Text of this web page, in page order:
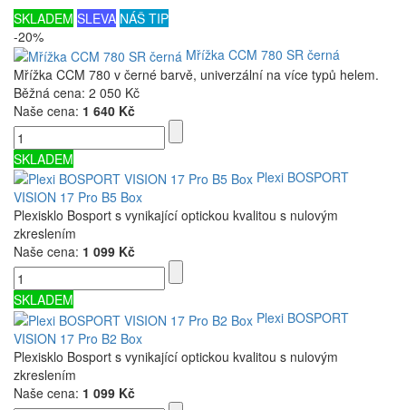
SKLADEM SLEVA NÁŠ TIP
-20%
Mřížka CCM 780 SR černá
Mřížka CCM 780 v černé barvě, univerzální na více typů helem.
Běžná cena: 2 050 Kč
Naše cena: 1 640 Kč
SKLADEM
Plexi BOSPORT
VISION 17 Pro B5 Box
Plexisklo Bosport s vynikající optickou kvalitou s nulovým
zkreslením
Naše cena: 1 099 Kč
SKLADEM
Plexi BOSPORT
VISION 17 Pro B2 Box
Plexisklo Bosport s vynikající optickou kvalitou s nulovým
zkreslením
Naše cena: 1 099 Kč